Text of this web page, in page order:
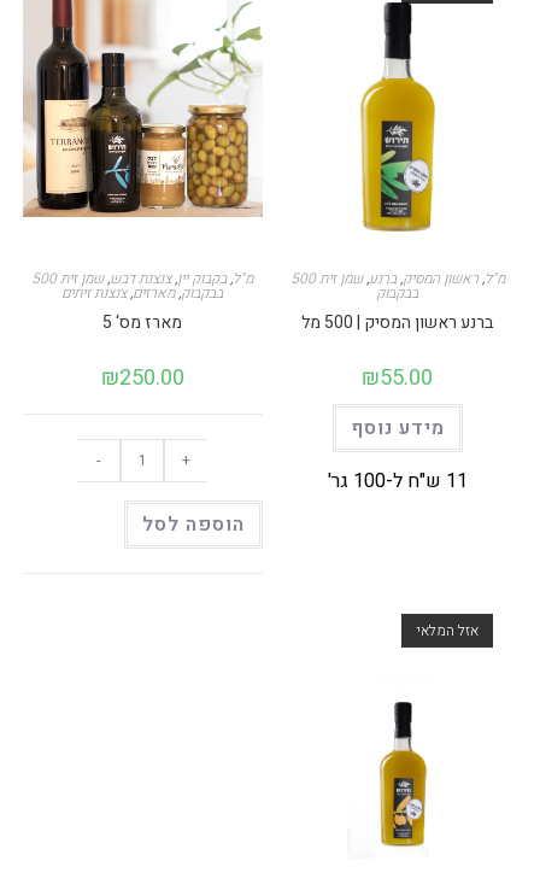
500 מ"ל,ראשון המסיק,ברנע,שמן זית
בבקבוק
ברנע ראשון המסיק | 500 מל
₪55.00
מידע נוסף
11 ש"ח ל-100 גר'
500 מ"ל,בקבוק יין,צנצנת דבש,שמן זית
בבקבוק,מארזים,צנצנת זיתים
מארז מס‘ 5
₪250.00
כמות
של
מארז
מס‘
5
- +
הוספה לסל
אזל המלאי